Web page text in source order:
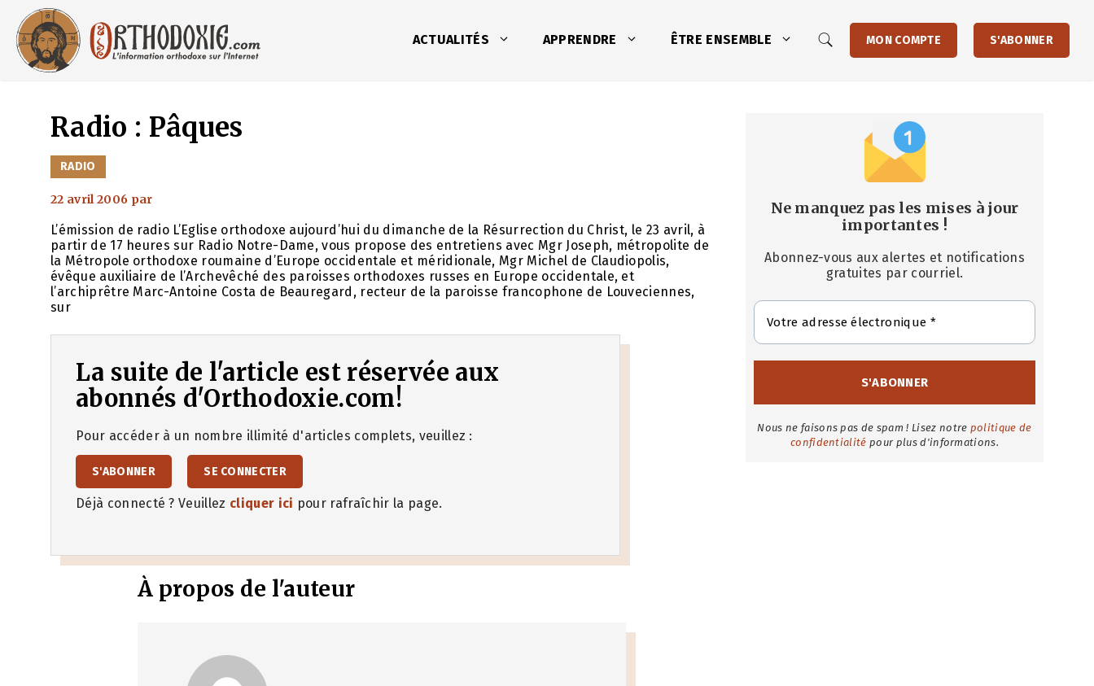
contenu
ACTUALITÉS APPRENDRE ÊTRE ENSEMBLE MON COMPTE S'ABONNER
Radio : Pâques
CATÉGORIES
RADIO
22 avril 2006 par
L’émission de radio L’Eglise orthodoxe aujourd’hui du dimanche de la Résurrection du Christ, le 23 avril, à
partir de 17 heures sur Radio Notre-Dame, vous propose des entretiens avec Mgr Joseph, métropolite de
la Métropole orthodoxe roumaine d’Europe occidentale et méridionale, Mgr Michel de Claudiopolis,
évêque auxiliaire de l’Archevêché des paroisses orthodoxes russes en Europe occidentale, et
l’archiprêtre Marc-Antoine Costa de Beauregard, recteur de la paroisse francophone de Louveciennes,
sur
La suite de l'article est réservée aux
abonnés d'Orthodoxie.com!
Pour accéder à un nombre illimité d'articles complets, veuillez :
S'ABONNER SE CONNECTER
Déjà connecté ? Veuillez cliquer ici pour rafraîchir la page.
À propos de l'auteur
Ne manquez pas les mises à jour
importantes !
Abonnez-vous aux alertes et notifications
gratuites par courriel.
Nous ne faisons pas de spam ! Lisez notre politique de
confidentialité pour plus d'informations.